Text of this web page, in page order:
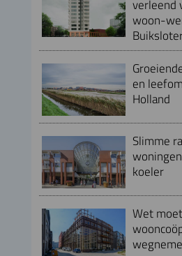
verleend
woon-
en
Holland
Slimme
koeler
Wet